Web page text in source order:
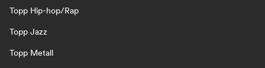
Topp Hip-hop/Rap
Topp Jazz
Topp Metall